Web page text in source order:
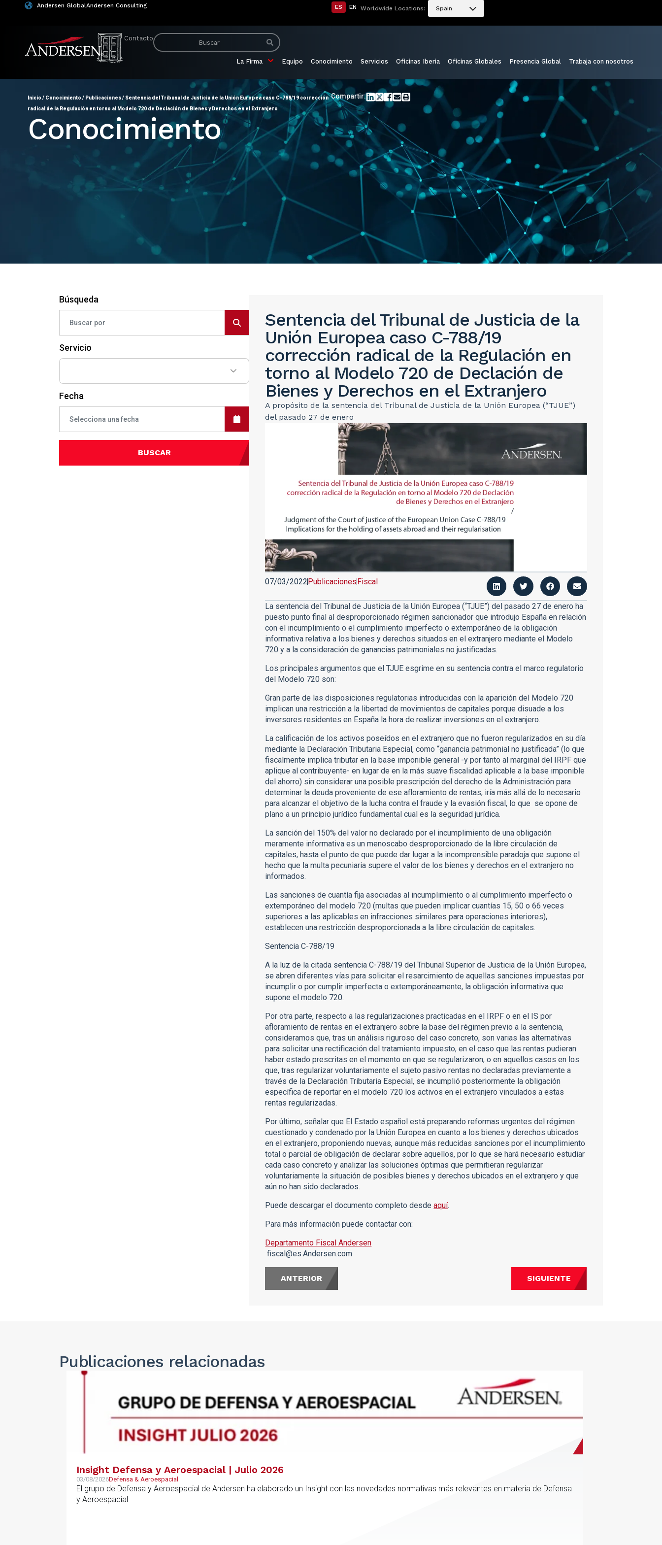
Andersen GlobalAndersen Consulting ES EN Worldwide Locations: Spain
Contacto
La Firma Equipo Conocimiento Servicios Oficinas Iberia Oficinas Globales Presencia Global Trabaja con nosotros
Inicio / Conocimiento / Publicaciones/ Sentencia del Tribunal de Justicia de la Unión Europea caso C-788/19 corrección
radical de la Regulación en torno al Modelo 720 de Declación de Bienes y Derechos en el Extranjero
Compartir:
Conocimiento
Búsqueda
Servicio
Fecha
BUSCAR
Sentencia del Tribunal de Justicia de la
Unión Europea caso C-788/19
corrección radical de la Regulación en
torno al Modelo 720 de Declación de
Bienes y Derechos en el Extranjero
A propósito de la sentencia del Tribunal de Justicia de la Unión Europea (“TJUE”)
del pasado 27 de enero
07/03/2022PublicacionesFiscal
La sentencia del Tribunal de Justicia de la Unión Europea (“TJUE”) del pasado 27 de enero ha
puesto punto final al desproporcionado régimen sancionador que introdujo España en relación
con el incumplimiento o el cumplimiento imperfecto o extemporáneo de la obligación
informativa relativa a los bienes y derechos situados en el extranjero mediante el Modelo
720 y a la consideración de ganancias patrimoniales no justificadas.
Los principales argumentos que el TJUE esgrime en su sentencia contra el marco regulatorio
del Modelo 720 son:
Gran parte de las disposiciones regulatorias introducidas con la aparición del Modelo 720
implican una restricción a la libertad de movimientos de capitales porque disuade a los
inversores residentes en España la hora de realizar inversiones en el extranjero.
La calificación de los activos poseídos en el extranjero que no fueron regularizados en su día
mediante la Declaración Tributaria Especial, como “ganancia patrimonial no justificada” (lo que
fiscalmente implica tributar en la base imponible general -y por tanto al marginal del IRPF que
aplique al contribuyente- en lugar de en la más suave fiscalidad aplicable a la base imponible
del ahorro) sin considerar una posible prescripción del derecho de la Administración para
determinar la deuda proveniente de ese afloramiento de rentas, iría más allá de lo necesario
para alcanzar el objetivo de la lucha contra el fraude y la evasión fiscal, lo que se opone de
plano a un principio jurídico fundamental cual es la seguridad jurídica.
La sanción del 150% del valor no declarado por el incumplimiento de una obligación
meramente informativa es un menoscabo desproporcionado de la libre circulación de
capitales, hasta el punto de que puede dar lugar a la incomprensible paradoja que supone el
hecho que la multa pecuniaria supere el valor de los bienes y derechos en el extranjero no
informados.
Las sanciones de cuantía fija asociadas al incumplimiento o al cumplimiento imperfecto o
extemporáneo del modelo 720 (multas que pueden implicar cuantías 15, 50 o 66 veces
superiores a las aplicables en infracciones similares para operaciones interiores),
establecen una restricción desproporcionada a la libre circulación de capitales.
Sentencia C-788/19
A la luz de la citada sentencia C-788/19 del Tribunal Superior de Justicia de la Unión Europea,
se abren diferentes vías para solicitar el resarcimiento de aquellas sanciones impuestas por
incumplir o por cumplir imperfecta o extemporáneamente, la obligación informativa que
supone el modelo 720.
Por otra parte, respecto a las regularizaciones practicadas en el IRPF o en el IS por
afloramiento de rentas en el extranjero sobre la base del régimen previo a la sentencia,
consideramos que, tras un análisis riguroso del caso concreto, son varias las alternativas
para solicitar una rectificación del tratamiento impuesto, en el caso que las rentas pudieran
haber estado prescritas en el momento en que se regularizaron, o en aquellos casos en los
que, tras regularizar voluntariamente el sujeto pasivo rentas no declaradas previamente a
través de la Declaración Tributaria Especial, se incumplió posteriormente la obligación
específica de reportar en el modelo 720 los activos en el extranjero vinculados a estas
rentas regularizadas.
Por último, señalar que El Estado español está preparando reformas urgentes del régimen
cuestionado y condenado por la Unión Europea en cuanto a los bienes y derechos ubicados
en el extranjero, proponiendo nuevas, aunque más reducidas sanciones por el incumplimiento
total o parcial de obligación de declarar sobre aquellos, por lo que se hará necesario estudiar
cada caso concreto y analizar las soluciones óptimas que permitieran regularizar
voluntariamente la situación de posibles bienes y derechos ubicados en el extranjero y que
aún no han sido declarados.
Puede descargar el documento completo desdeaquí.
Para más información puede contactar con:
Departamento Fiscal Andersen
fiscal@es.Andersen.com
ANTERIOR SIGUIENTE
Publicaciones relacionadas
Insight Defensa y Aeroespacial | Julio 2026
03/08/2026Defensa & Aeroespacial
El grupo de Defensa y Aeroespacial de Andersen ha elaborado un Insight con las novedades normativas más relevantes en materia de Defensa
y Aeroespacial